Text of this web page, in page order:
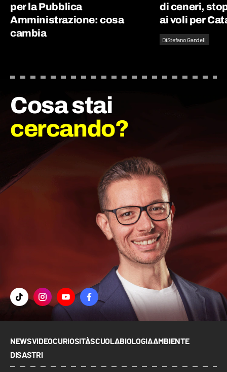
per la Pubblica
Amministrazione: cosa
cambia
di ceneri,
ai voli per
DiStefano Gandelli
Cosa stai
cercando?
NEWSVIDEOCURIOSITÀSCUOLABIOLOGIAAMBIENTE
DISASTRI